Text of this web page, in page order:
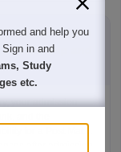
I'm belong from
and
your admission
and the
for a Post Matric
and help you
in and
Study
etc.